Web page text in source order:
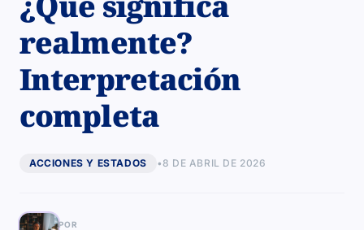
realmente?
Interpretación
completa
ACCIONES Y ESTADOS •8 DE ABRIL DE 2026
POR